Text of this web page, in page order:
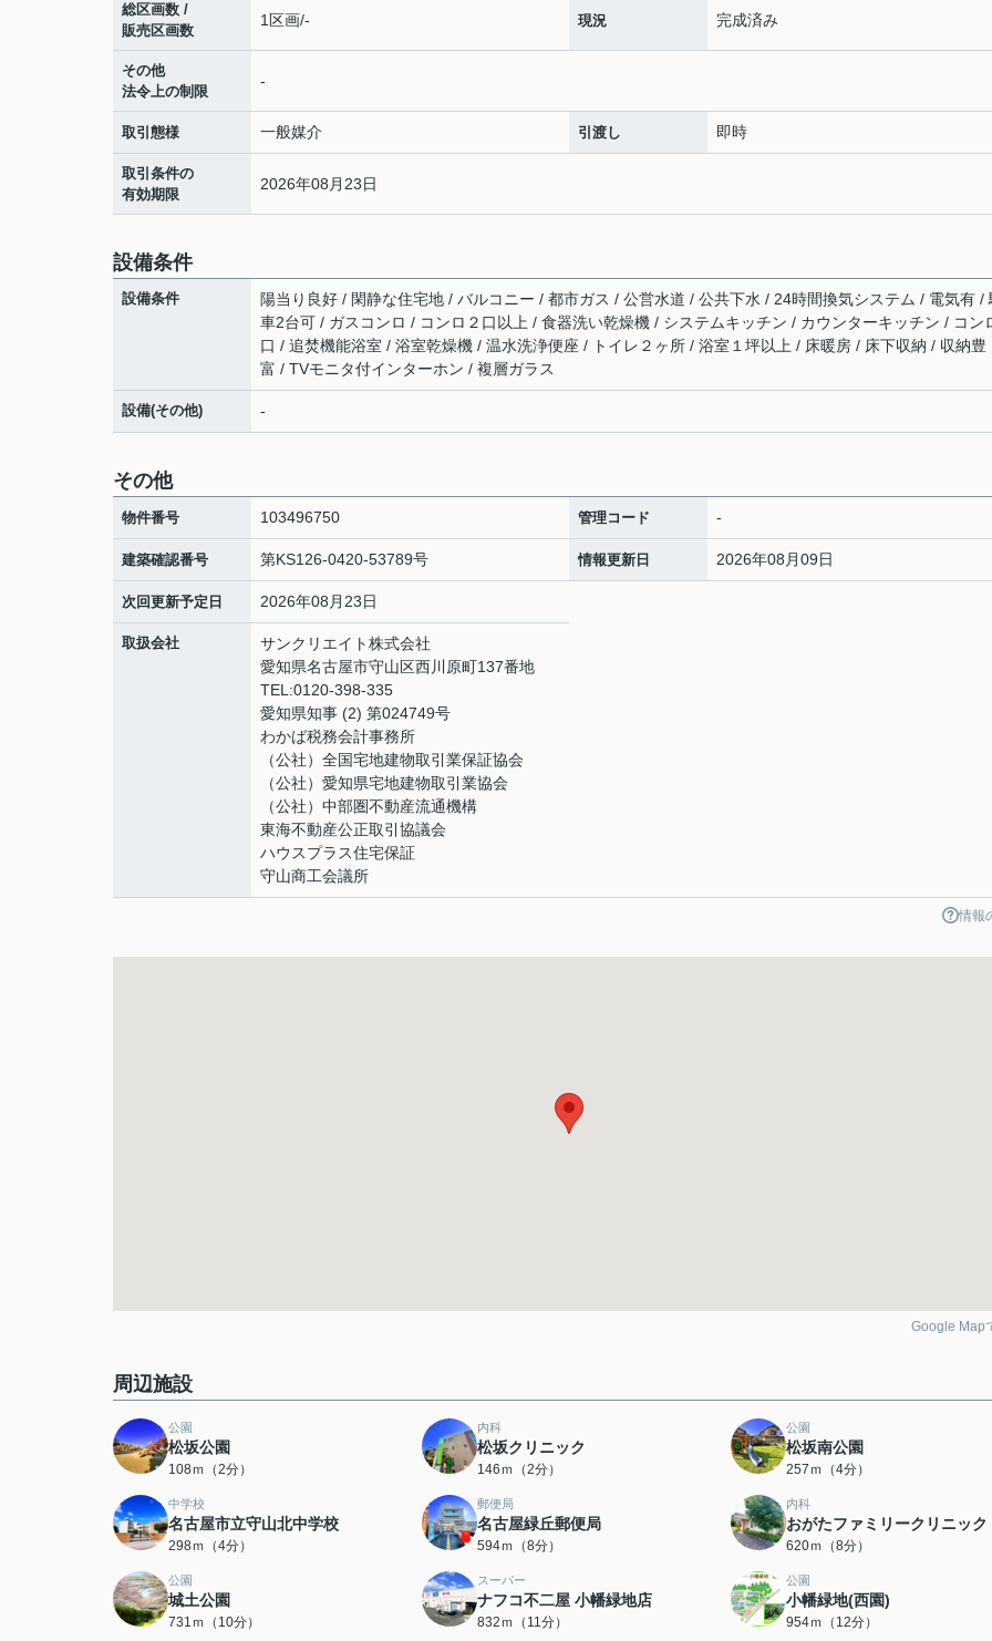
総区画数 /
販売区画数
1区画/- 現況 完成済み
その他
法令上の制限
-
取引態様 一般媒介 引渡し 即時
取引条件の
有効期限
2026年08月23日
設備条件
設備条件
陽当り良好 / 閑静な住宅地 / バルコニー / 都市ガス / 公営水道 / 公共下水 / 24時間換気システム / 電気有 /
車2台可 / ガスコンロ / コンロ２口以上 / 食器洗い乾燥機 / システムキッチン / カウンターキッチン / コン
口 / 追焚機能浴室 / 浴室乾燥機 / 温水洗浄便座 / トイレ２ヶ所 / 浴室１坪以上 / 床暖房 / 床下収納 / 収納豊
富 / TVモニタ付インターホン / 複層ガラス
設備(その他) -
その他
物件番号 103496750 管理コード -
建築確認番号 第KS126-0420-53789号 情報更新日 2026年08月09日
次回更新予定日 2026年08月23日
取扱会社
サンクリエイト株式会社
愛知県名古屋市守山区西川原町137番地
TEL:0120-398-335
愛知県知事 (2) 第024749号
わかば税務会計事務所
（公社）全国宅地建物取引業保証協会
（公社）愛知県宅地建物取引業協会
（公社）中部圏不動産流通機構
東海不動産公正取引協議会
ハウスプラス住宅保証
守山商工会議所
情報
Google Map
周辺施設
公園
松坂公園
108ｍ（2分）
内科
松坂クリニック
146ｍ（2分）
公園
松坂南公園
257ｍ（4分）
中学校
名古屋市立守山北中学校
298ｍ（4分）
郵便局
名古屋緑丘郵便局
594ｍ（8分）
内科
おがたファミリークリニック
620ｍ（8分）
公園
城土公園
731ｍ（10分）
スーパー
ナフコ不二屋 小幡緑地店
832ｍ（11分）
公園
小幡緑地(西園)
954ｍ（12分）